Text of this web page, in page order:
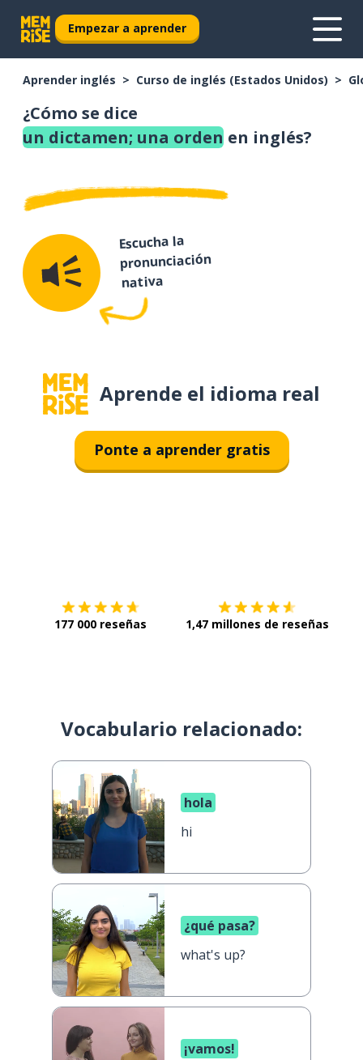
Empezar a aprender
Aprender inglés Curso de inglés (Estados Unidos)
¿Cómo se dice
un dictamen; una orden en inglés?
Escucha la
pronunciación
nativa
Aprende el idioma real
Ponte a aprender gratis
177 000 reseñas 1,47 millones de reseñas
Vocabulario relacionado:
hola
hi
¿qué pasa?
what's up?
¡vamos!